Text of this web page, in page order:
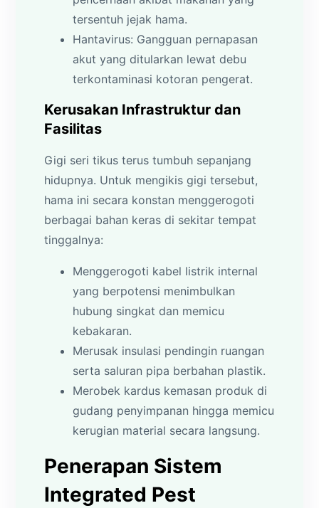
tersentuh jejak hama.
Hantavirus: Gangguan pernapasan
akut yang ditularkan lewat debu
terkontaminasi kotoran pengerat.
Kerusakan Infrastruktur dan
Fasilitas
Gigi seri tikus terus tumbuh sepanjang
hidupnya. Untuk mengikis gigi tersebut,
hama ini secara konstan menggerogoti
berbagai bahan keras di sekitar tempat
tinggalnya:
Menggerogoti kabel listrik internal
yang berpotensi menimbulkan
hubung singkat dan memicu
kebakaran.
Merusak insulasi pendingin ruangan
serta saluran pipa berbahan plastik.
Merobek kardus kemasan produk di
gudang penyimpanan hingga memicu
kerugian material secara langsung.
Penerapan Sistem
Integrated Pest